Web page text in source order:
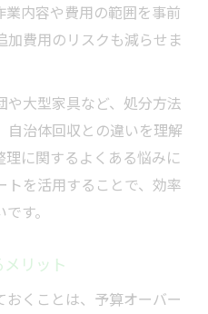
内容や費用の範囲を事前
加費用のリスクも減らせま
や大型家具など、処分方法
自治体回収との違いを理解
理に関するよくある悩みに
トを活用することで、効率
す。
リット
くことは、予算オーバー